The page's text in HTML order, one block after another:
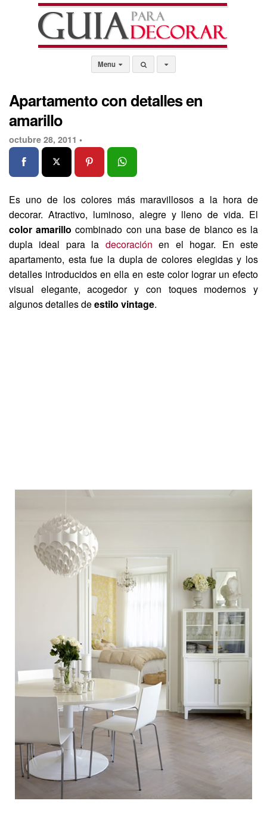
Menu
Apartamento con detalles en
amarillo
octubre 28, 2011 •
Es uno de los colores más maravillosos a la hora de
decorar. Atractivo, luminoso, alegre y lleno de vida. El
color amarillo combinado con una base de blanco es la
dupla ideal para la decoración en el hogar. En este
apartamento, esta fue la dupla de colores elegidas y los
detalles introducidos en ella en este color lograr un efecto
visual elegante, acogedor y con toques modernos y
algunos detalles deestilo vintage.